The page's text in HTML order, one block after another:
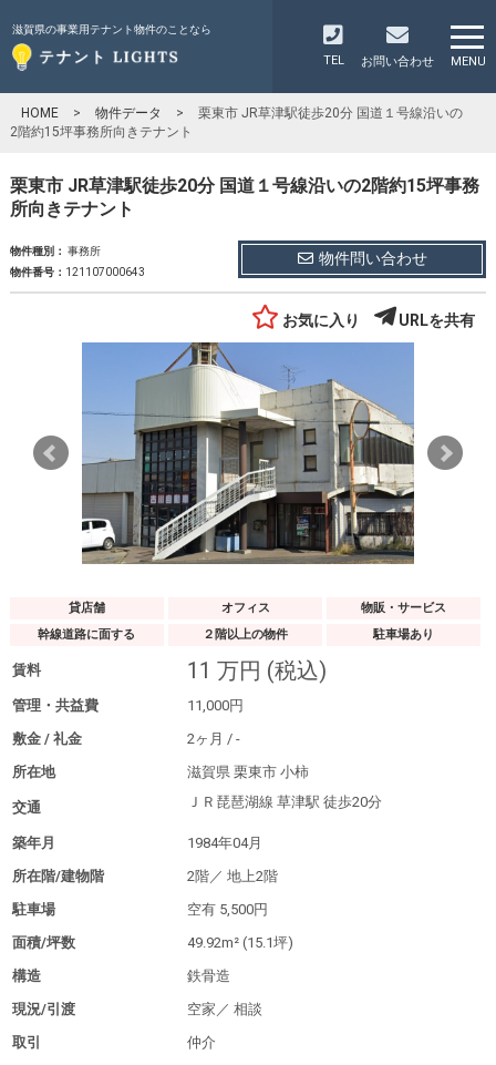
滋賀県の事業用テナント物件のことなら
TEL お問い合わせ MENU
HOME > 物件データ >
栗東市 JR草津駅徒歩20分 国道１号線沿いの
2階約15坪事務所向きテナント
栗東市 JR草津駅徒歩20分 国道１号線沿いの2階約15坪事務
所向きテナント
物件種別： 事務所
物件番号： 121107000643
物件問い合わせ
お気に入り URLを共有
貸店舗 オフィス
物販・サービス
幹線道路に面する
２階以上の物件 駐車場あり
賃料 11 万円 (税込)
管理・共益費 11,000円
敷金 / 礼金
2ヶ月 / -
所在地
滋賀県 栗東市 小柿
交通 ＪＲ琵琶湖線 草津駅 徒歩20分
築年月
1984年04月
所在階/建物階
2階／ 地上2階
駐車場
空有 5,500円
面積/坪数
49.92m² (15.1坪)
構造
鉄骨造
現況/引渡
空家／ 相談
取引
仲介